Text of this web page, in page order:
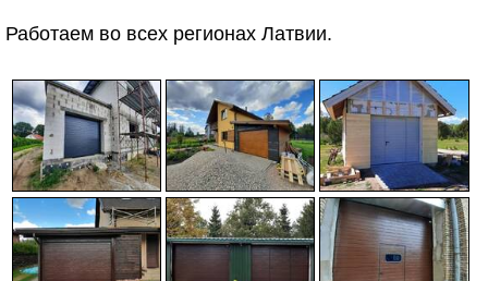
Работаем во всех регионах Латвии.